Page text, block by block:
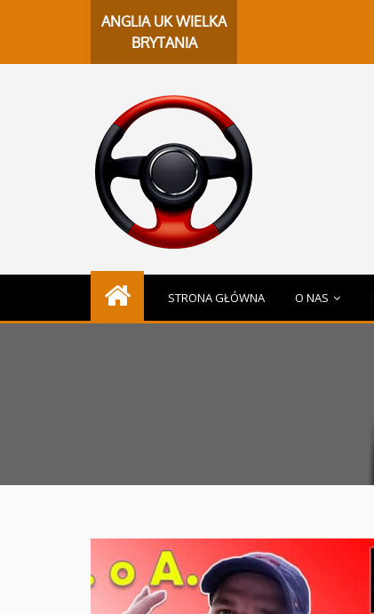
ANGLIA UK WIELKA
BRYTANIA
STRONA GŁÓWNA O NAS